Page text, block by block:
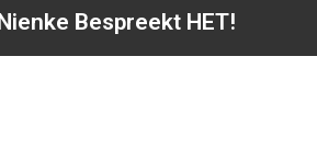
Bespreekt HET!